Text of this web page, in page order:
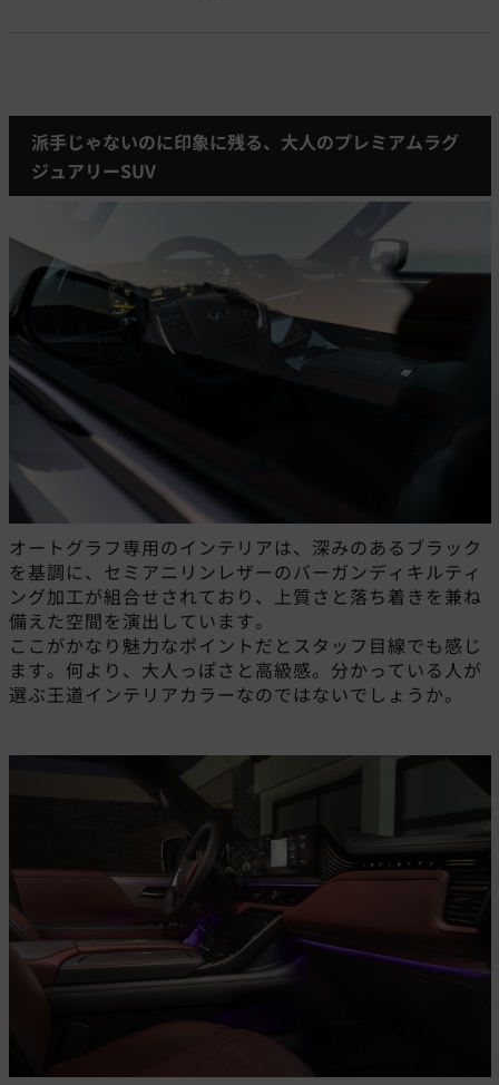
派手じゃないのに印象に残る、大人のプレミアムラグ
ジュアリーSUV
オートグラフ専用のインテリアは、深みのあるブラック
を基調に、セミアニリンレザーのバーガンディキルティ
ング加工が組合せされており、上質さと落ち着きを兼ね
備えた空間を演出しています。
ここがかなり魅力なポイントだとスタッフ目線でも感じ
ます。何より、大人っぽさと高級感。分かっている人が
選ぶ王道インテリアカラーなのではないでしょうか。